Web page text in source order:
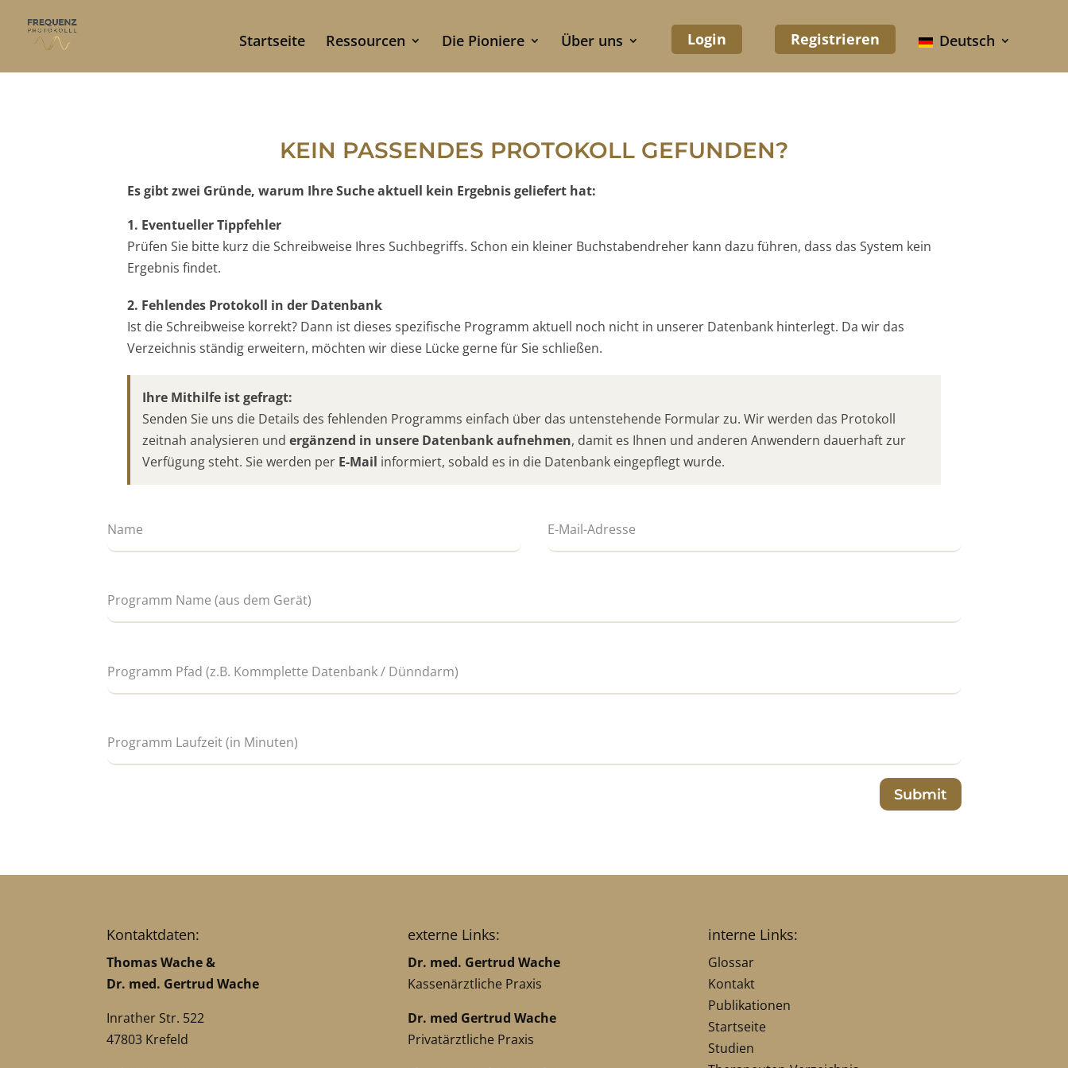
Startseite Ressourcen Die Pioniere Über uns Login Registrieren Deutsch
KEIN PASSENDES PROTOKOLL GEFUNDEN?
Es gibt zwei Gründe, warum Ihre Suche aktuell kein Ergebnis geliefert hat:
1. Eventueller Tippfehler
Prüfen Sie bitte kurz die Schreibweise Ihres Suchbegriffs. Schon ein kleiner Buchstabendreher kann dazu führen, dass das System kein
Ergebnis findet.
2. Fehlendes Protokoll in der Datenbank
Ist die Schreibweise korrekt? Dann ist dieses spezifische Programm aktuell noch nicht in unserer Datenbank hinterlegt. Da wir das
Verzeichnis ständig erweitern, möchten wir diese Lücke gerne für Sie schließen.
Ihre Mithilfe ist gefragt:
Senden Sie uns die Details des fehlenden Programms einfach über das untenstehende Formular zu. Wir werden das Protokoll
zeitnah analysieren und ergänzend in unsere Datenbank aufnehmen, damit es Ihnen und anderen Anwendern dauerhaft zur
Verfügung steht. Sie werden per E-Mail informiert, sobald es in die Datenbank eingepflegt wurde.
Submit
Kontaktdaten:
Thomas Wache &
Dr. med. Gertrud Wache
Inrather Str. 522
47803 Krefeld
externe Links:
Dr. med. Gertrud Wache
Kassenärztliche Praxis
Dr. med Gertrud Wache
Privatärztliche Praxis
interne Links:
Glossar
Kontakt
Publikationen
Startseite
Studien